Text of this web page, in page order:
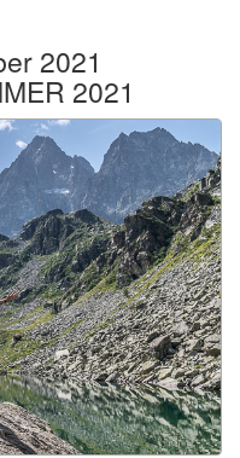
2021
2021